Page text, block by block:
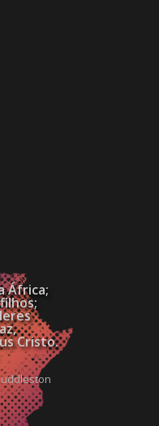
África;
Cristo.